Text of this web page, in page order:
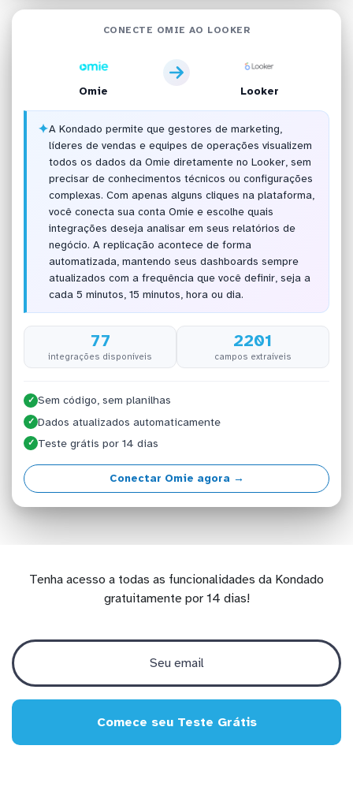
CONECTE OMIE AO LOOKER
Omie Looker
✦A Kondado permite que gestores de marketing,
líderes de vendas e equipes de operações visualizem
todos os dados da Omie diretamente no Looker, sem
precisar de conhecimentos técnicos ou configurações
complexas. Com apenas alguns cliques na plataforma,
você conecta sua conta Omie e escolhe quais
integrações deseja analisar em seus relatórios de
negócio. A replicação acontece de forma
automatizada, mantendo seus dashboards sempre
atualizados com a frequência que você definir, seja a
cada 5 minutos, 15 minutos, hora ou dia.
77
integrações disponíveis
2201
campos extraíveis
✓ Sem código, sem planilhas
✓ Dados atualizados automaticamente
✓ Teste grátis por 14 dias
Conectar Omie agora →
Tenha acesso a todas as funcionalidades da Kondado
gratuitamente por 14 dias!
Comece seu Teste Grátis